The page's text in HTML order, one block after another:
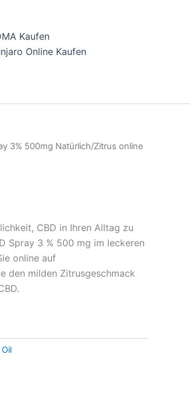
Kaufen
Online Kaufen
3% 500mg Natürlich/Zitrus online
CBD in Ihren Alltag zu
Spray 3 % 500 mg im leckeren
online auf
den milden Zitrusgeschmack